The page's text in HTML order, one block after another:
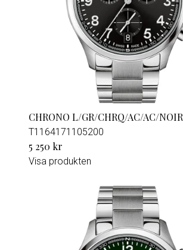
CHRONO L/GR/CHRQ/AC/AC/NOIR
T1164171105200
5 250 kr
Visa produkten